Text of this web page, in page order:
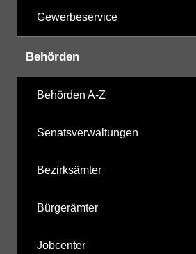
Gewerbeservice
Behörden
Behörden A-Z
Senatsverwaltungen
Bezirksämter
Bürgerämter
Jobcenter